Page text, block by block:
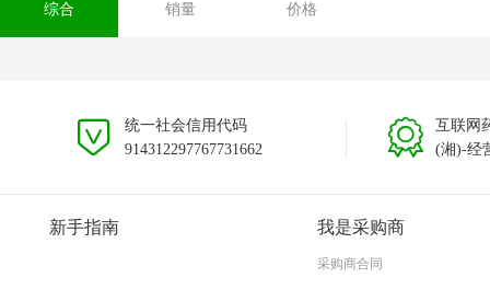
综合 销量 价格
统一社会信用代码
914312297767731662
互联网
(湘)-经
新手指南 我是采购商
采购商合同